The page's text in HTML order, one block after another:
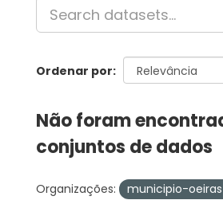
Ordenar por
Não foram
conjuntos de dados
Organizações: municipio-oeiras